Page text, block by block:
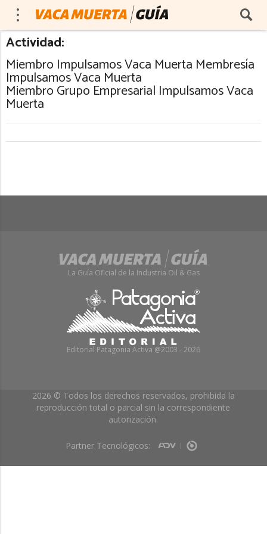
Actividad:
Miembro Impulsamos Vaca Muerta Membresía
Impulsamos Vaca Muerta
Miembro Grupo Empresarial Impulsamos Vaca
Muerta
La Guía Oficial de la Industria Oil & Gas
Editorial Patagonia Activa @2003 - 2026
2026 © Todos los derechos reservados, prohibida la
reproducción total o parcial sin la correspondiente
autorización.
Partner Tecnológicos: